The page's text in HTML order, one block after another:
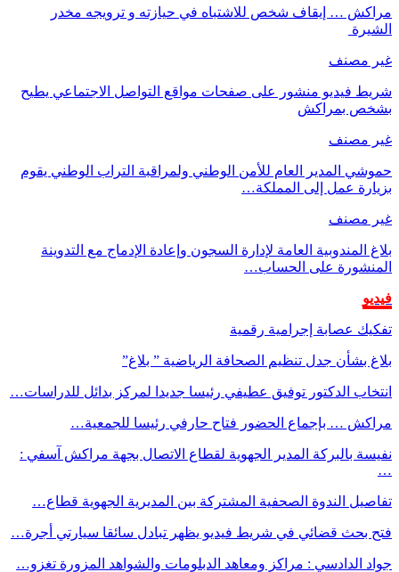
مراكش … إيقاف شخص للاشتباه في حيازته و ترويجه مخدر
الشيرة
غير مصنف
شريط فيديو منشور على صفحات مواقع التواصل الاجتماعي يطيح
بشخص بمراكش
غير مصنف
حموشي المدير العام للأمن الوطني ولمراقبة التراب الوطني يقوم
بزيارة عمل إلى المملكة…
غير مصنف
بلاغ المندوبية العامة لإدارة السجون وإعادة الإدماج مع التدوينة
المنشورة على الحساب…
فيديو
تفكيك عصابة إجرامية رقمية
بلاغ بشأن جدل تنظيم الصحافة الرياضية ” بلاغ”
انتخاب الدكتور توفيق عطيفي رئيسا جديدا لمركز بدائل للدراسات…
مراكش … بإجماع الحضور فتاح حارفي رئيسا للجمعية…
نفيسة بالبركة المدير الجهوية لقطاع الاتصال بجهة مراكش آسفي :
…
تفاصيل الندوة الصحفية المشتركة بين المديرية الجهوية قطاع…
فتح بحث قضائي في شريط فيديو يظهر تبادل سائقا سيارتي أجرة…
جواد الدادسي : مراكز ومعاهد الدبلومات والشواهد المزورة تغزو…